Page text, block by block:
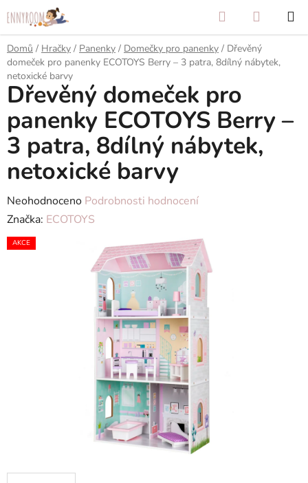
na
obsah
Hledat
KOŠÍK
Domů / Hračky / Panenky / Domečky pro panenky / Dřevěný
domeček pro panenky ECOTOYS Berry – 3 patra, 8dílný nábytek,
netoxické barvy
Dřevěný domeček pro
panenky ECOTOYS Berry –
3 patra, 8dílný nábytek,
netoxické barvy
Průměrné
hodnocení
produktu
Neohodnoceno Podrobnosti hodnocení
Značka: ECOTOYS
AKCE